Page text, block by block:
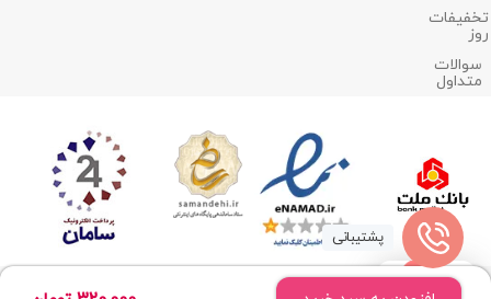
تخفیفات
روز
سوالات
متداول
پشتیبانی
0